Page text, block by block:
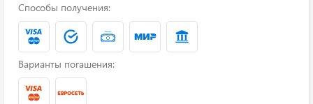
Способы получения:
Варианты погашения: